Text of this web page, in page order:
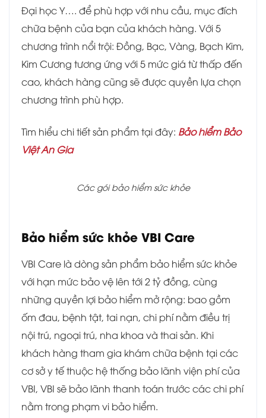
Đại học Y…. để phù hợp với nhu cầu, mục đích
chữa bệnh của bạn của khách hàng. Với 5
chương trình nổi trội: Đồng, Bạc, Vàng, Bạch Kim,
Kim Cương tương ứng với 5 mức giá từ thấp đến
cao, khách hàng cũng sẽ được quyền lựa chọn
chương trình phù hợp.
Tìm hiểu chi tiết sản phẩm tại đây: Bảo hiểm Bảo
Việt An Gia
Các gói bảo hiểm sức khỏe
Bảo hiểm sức khỏe VBI Care
VBI Care là dòng sản phẩm bảo hiểm sức khỏe
với hạn mức bảo vệ lên tới 2 tỷ đồng, cùng
những quyền lợi bảo hiểm mở rộng: bao gồm
ốm đau, bệnh tật, tai nạn, chi phí nằm điều trị
nội trú, ngoại trú, nha khoa và thai sản. Khi
khách hàng tham gia khám chữa bệnh tại các
cơ sở y tế thuộc hệ thống bảo lãnh viện phí của
VBI, VBI sẽ bảo lãnh thanh toán trước các chi phí
nằm trong phạm vi bảo hiểm.